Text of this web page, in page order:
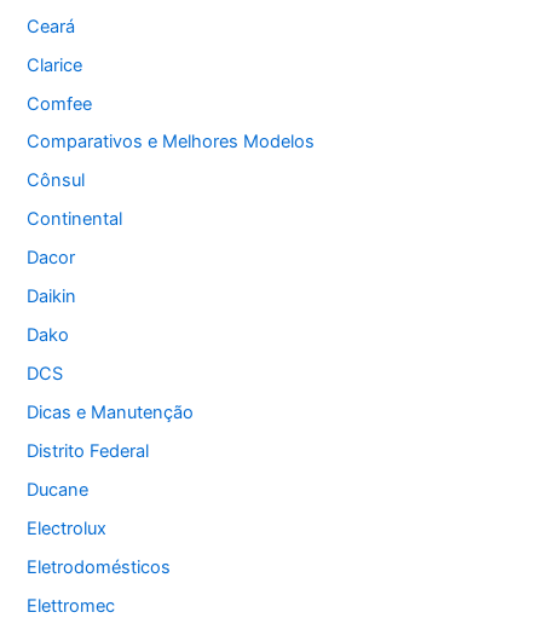
Ceará
Clarice
Comfee
Comparativos e Melhores Modelos
Cônsul
Continental
Dacor
Daikin
Dako
DCS
Dicas e Manutenção
Distrito Federal
Ducane
Electrolux
Eletrodomésticos
Elettromec